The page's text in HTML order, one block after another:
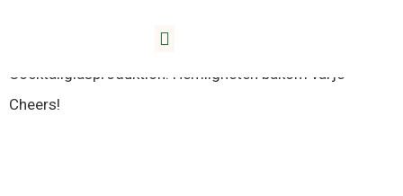
Cocktailglasögon
Cocktailglasproduktion: Hemligheten bakom varje
Cheers!